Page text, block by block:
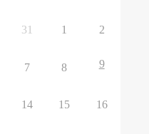
31 1 2
7 8 9
14 15 16